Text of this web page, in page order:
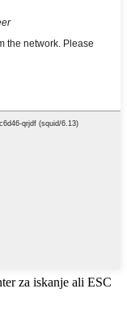
za iskanje ali ESC